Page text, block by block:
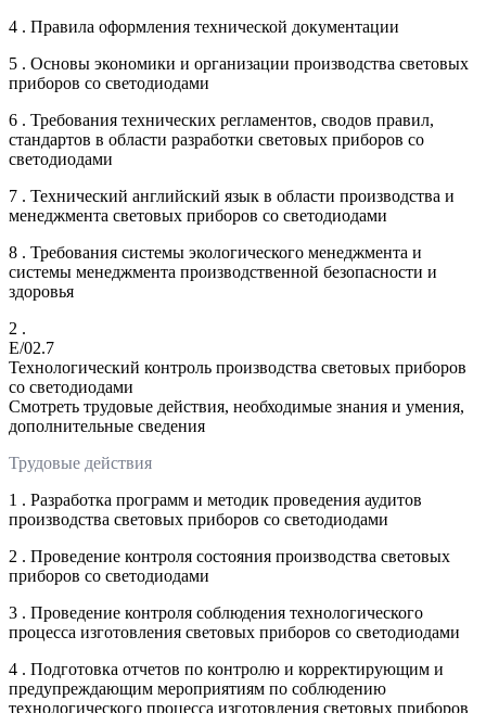
4 . Правила оформления технической документации
5 . Основы экономики и организации производства световых
приборов со светодиодами
6 . Требования технических регламентов, сводов правил,
стандартов в области разработки световых приборов со
светодиодами
7 . Технический английский язык в области производства и
менеджмента световых приборов со светодиодами
8 . Требования системы экологического менеджмента и
системы менеджмента производственной безопасности и
здоровья
2 .
E/02.7
Технологический контроль производства световых приборов
со светодиодами
Смотреть трудовые действия, необходимые знания и умения,
дополнительные сведения
Трудовые действия
1 . Разработка программ и методик проведения аудитов
производства световых приборов со светодиодами
2 . Проведение контроля состояния производства световых
приборов со светодиодами
3 . Проведение контроля соблюдения технологического
процесса изготовления световых приборов со светодиодами
4 . Подготовка отчетов по контролю и корректирующим и
предупреждающим мероприятиям по соблюдению
технологического процесса изготовления световых приборов